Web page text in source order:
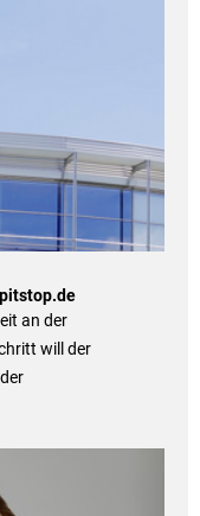
an der
will der